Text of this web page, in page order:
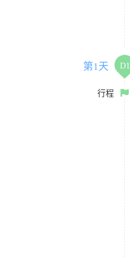
第1天 D1
行程